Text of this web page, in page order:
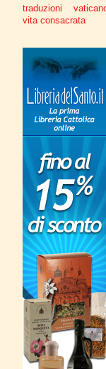
traduzioni
vita consacrata